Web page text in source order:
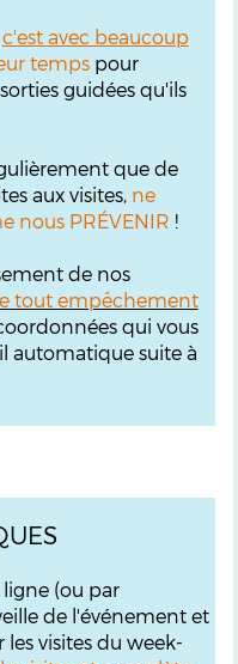
c'est avec beaucoup
tempspour
guidées qu'ils
que de
aux visites, ne
nous PRÉVENIR !
de nos
tout empêchement
qui vous
automatique suite à
(ou par
de l'événement et
visites du week-